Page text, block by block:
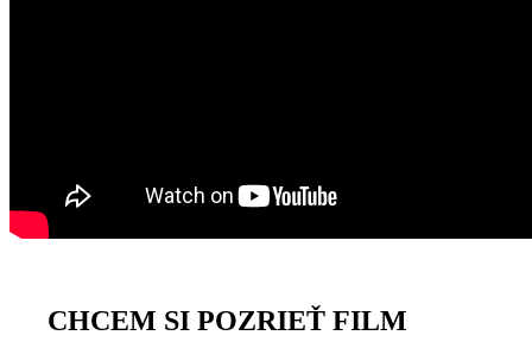
CHCEM SI POZRIEŤ FILM